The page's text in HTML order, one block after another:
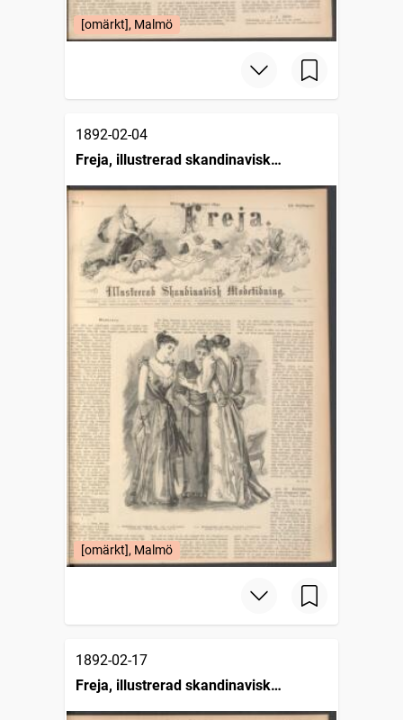
[omärkt], Malmö
1892-02-04
Freja, illustrerad skandinavisk
modetidning
[omärkt], Malmö
1892-02-17
Freja, illustrerad skandinavisk
modetidning